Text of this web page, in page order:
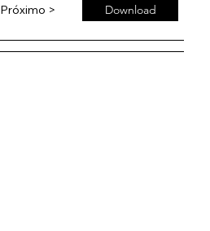
Próximo > Download